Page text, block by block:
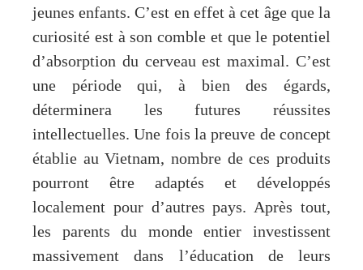
jeunes enfants. C’est en effet à cet âge que la
curiosité est à son comble et que le potentiel
d’absorption du cerveau est maximal. C’est
une période qui, à bien des égards,
déterminera les futures réussites
intellectuelles. Une fois la preuve de concept
établie au Vietnam, nombre de ces produits
pourront être adaptés et développés
localement pour d’autres pays. Après tout,
les parents du monde entier investissent
massivement dans l’éducation de leurs